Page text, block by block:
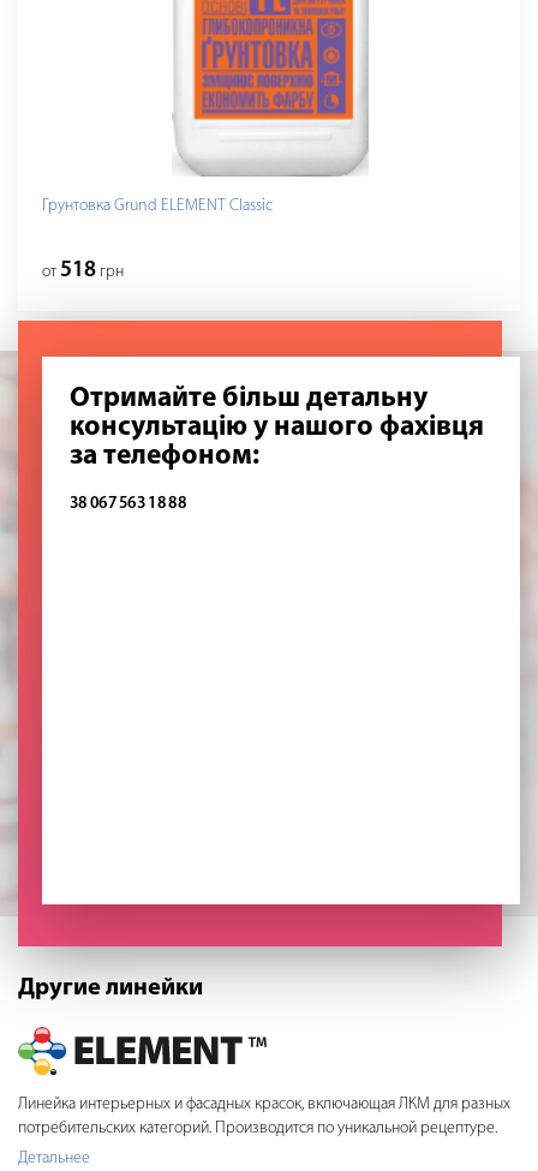
Грунтовка Grund ELEMENT Classic
от 518 грн
Отримайте більш детальну
консультацію у нашого фахівця
за телефоном:
38 067 563 18 88
Другие линейки
Линейка интерьерных и фасадных красок, включающая ЛКМ для разных
потребительских категорий. Производится по уникальной рецептуре.
Детальнее